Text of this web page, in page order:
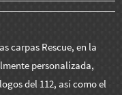
carpas Rescue, en la
personalizada,
del 112, así como el